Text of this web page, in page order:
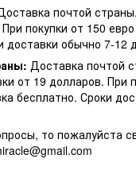
почтой
покупки от 150
обычно 7-12
Доставка почтой
от 19 долларов. При
бесплатно. Сроки
то пожалуйста